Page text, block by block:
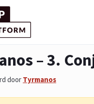
– 3.
door Tyrmanos